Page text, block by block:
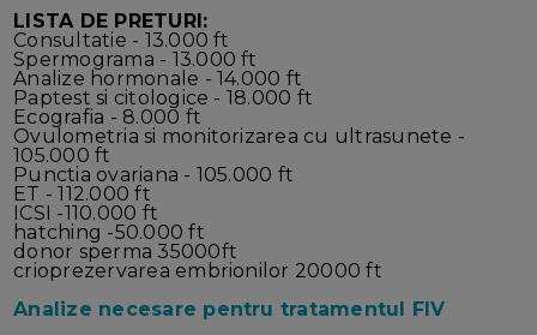
LISTA DE PRETURI:
Consultatie - 13.000 ft
Spermograma - 13.000 ft
Analize hormonale - 14.000 ft
Paptest si citologice - 18.000 ft
Ecografia - 8.000 ft
Ovulometria si monitorizarea cu ultrasunete -
105.000 ft
Punctia ovariana - 105.000 ft
ET - 112.000 ft
ICSI -110.000 ft
hatching -50.000 ft
donor sperma 35000ft
crioprezervarea embrionilor 20000 ft
Analize necesare pentru tratamentul FIV